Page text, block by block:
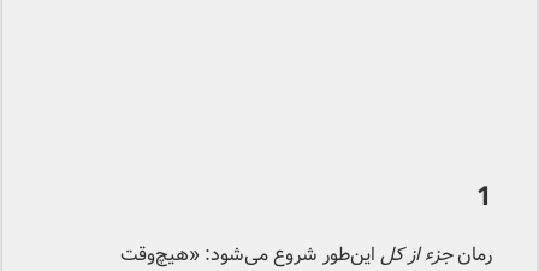
1
رمانجزء از کل این‌طور شروع می‌شود: «هیچ‌وقت